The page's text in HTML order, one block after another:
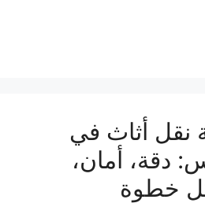
أثاث في
دقة، أمان،
خطوة